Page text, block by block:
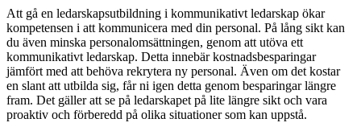
Att gå en ledarskapsutbildning i kommunikativt ledarskap ökar
kompetensen i att kommunicera med din personal. På lång sikt kan
du även minska personalomsättningen, genom att utöva ett
kommunikativt ledarskap. Detta innebär kostnadsbesparingar
jämfört med att behöva rekrytera ny personal. Även om det kostar
en slant att utbilda sig, får ni igen detta genom besparingar längre
fram. Det gäller att se på ledarskapet på lite längre sikt och vara
proaktiv och förberedd på olika situationer som kan uppstå.